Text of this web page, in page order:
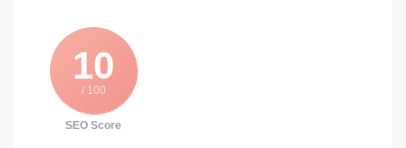
10
/ 100
SEO Score